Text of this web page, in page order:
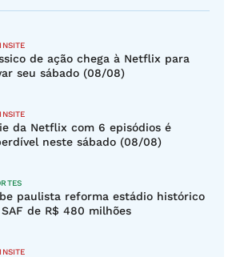
de ação chega à Netflix para
seu sábado (08/08)
da Netflix com 6 episódios é
neste sábado (08/08)
paulista reforma estádio histórico
de R$ 480 milhões